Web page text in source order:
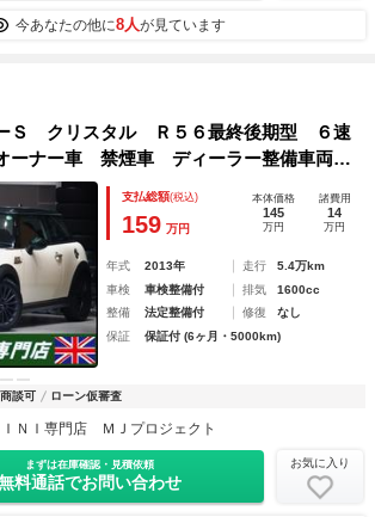
今あなたの他に8人が見ています
Ｓ クリスタル Ｒ５６最終後期型 ６速
ーナー車 禁煙車 ディーラー整備車両
り） 限定車グリーンパークパッケージ
アルミホイール ＥＴＣ 点検整備実施
支払総額(税込)
159 万円
本体価格
145
万円
諸費用
14
万円
年式 2013年 走行
5.4万km
車検
車検整備付 排気
1600cc
整備
法定整備付 修復
なし
保証
保証付 (6ヶ月・5000km)
談可 ローン仮審査
ＩＮＩ専門店 ＭＪプロジェクト
まずは在庫確認・見積依頼
料通話でお問い合わせ
お気に入り